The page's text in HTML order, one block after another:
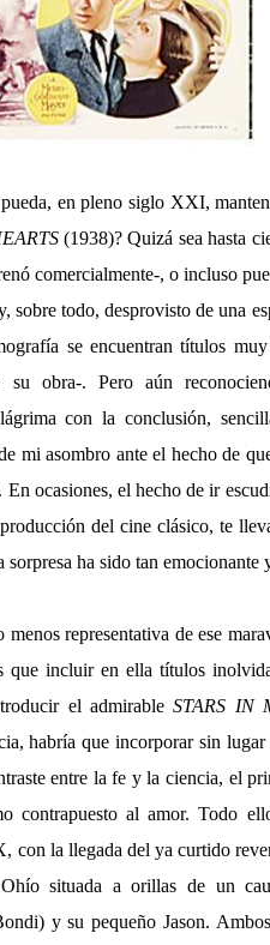
en pleno siglo XXI,
(1938)? Quizá sea hasta
comercialmente-, o incluso
sobre todo, desprovisto de una
se encuentran títulos muy
obra-. Pero aún
con la conclusión,
mi asombro ante el hecho de
ocasiones, el hecho de ir
del cine clásico, te
ha sido tan emocionante
representativa de ese
que incluir en ella títulos
el admirableSTARS IN
habría que incorporar sin
entre la fe y la ciencia, el
al amor. Todo
con la llegada del ya curtido
situada a orillas de un
y su pequeño Jason.